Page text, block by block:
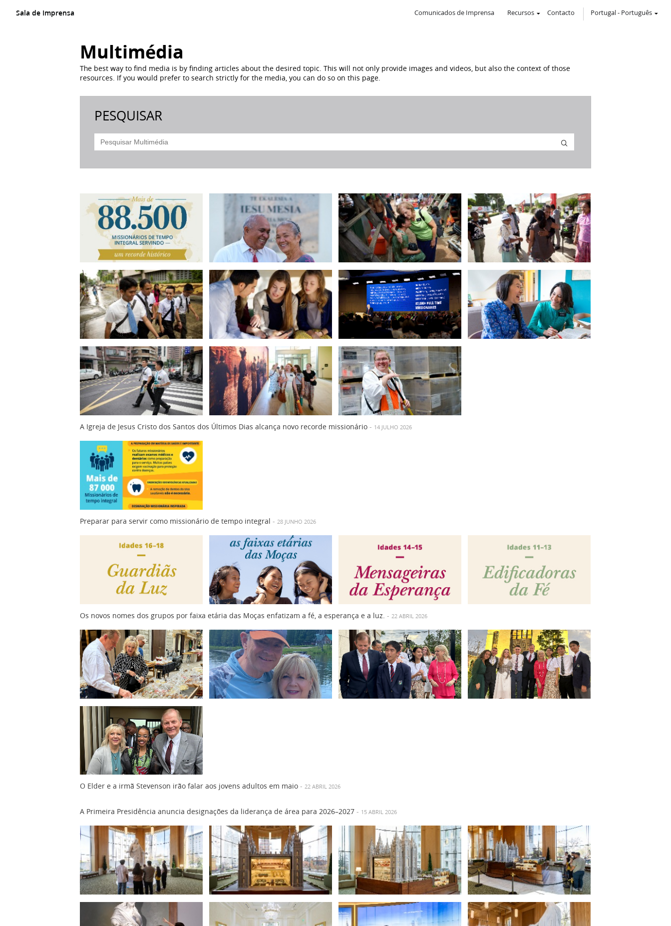
Sala de Imprensa Comunicados de Imprensa Recursos Contacto Portugal- Português
Multimédia
The best way to find media is by finding articles about the desired topic. This will not only provide images and videos, but also the context of those
resources. If you would prefer to search strictly for the media, you can do so on this page.
PESQUISAR
A Igreja de Jesus Cristo dos Santos dos Últimos Dias alcança novo recorde missionário - 14 JULHO 2026
Preparar para servir como missionário de tempo integral - 28 JUNHO 2026
Os novos nomes dos grupos por faixa etária das Moças enfatizam a fé, a esperança e a luz. - 22 ABRIL 2026
O Elder e a irmã Stevenson irão falar aos jovens adultos em maio - 22 ABRIL 2026
A Primeira Presidência anuncia designações da liderança de área para 2026–2027 - 15 ABRIL 2026